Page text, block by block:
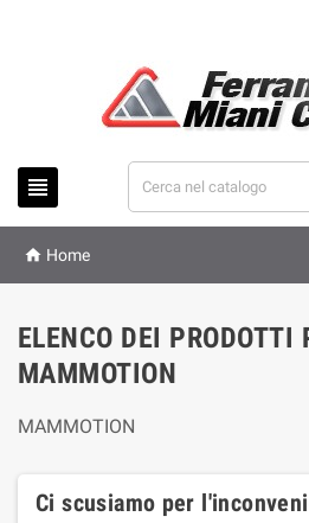

 Home
ELENCO DEI PRODOTTI
MAMMOTION
MAMMOTION
Ci scusiamo per